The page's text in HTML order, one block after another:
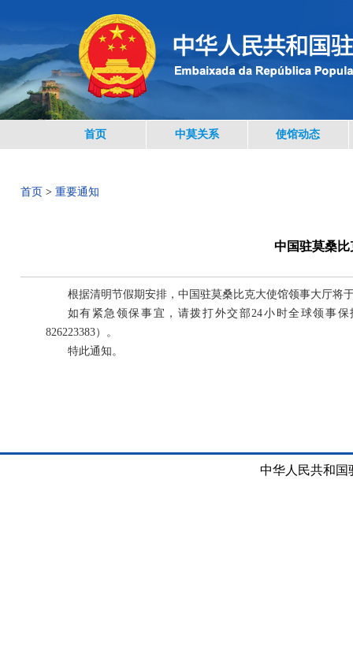
首页 中莫关系 使馆动态
首页 > 重要通知
中国驻莫桑
根据清明节假期安排，中国驻莫桑比克大使馆领事大厅将
如有紧急领保事宜，请拨打外交部24小时全球领事保
826223383）。
特此通知。
中华人民共和国